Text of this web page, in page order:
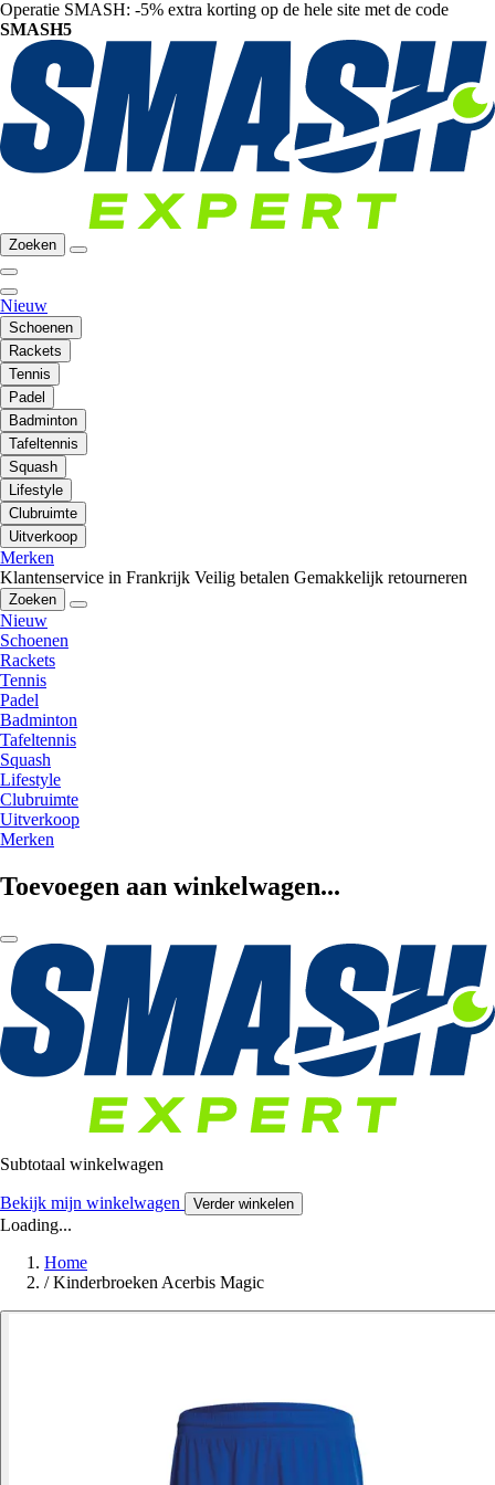
Operatie SMASH: -5% extra korting op de hele site met de code
SMASH5
Zoeken
Nieuw
Schoenen
Rackets
Tennis
Padel
Badminton
Tafeltennis
Squash
Lifestyle
Clubruimte
Uitverkoop
Merken
Klantenservice in Frankrijk Veilig betalen Gemakkelijk retourneren
Zoeken
Nieuw
Schoenen
Rackets
Tennis
Padel
Badminton
Tafeltennis
Squash
Lifestyle
Clubruimte
Uitverkoop
Merken
Toevoegen aan winkelwagen...
Subtotaal winkelwagen
Bekijk mijn winkelwagen Verder winkelen
Loading...
Home
/ Kinderbroeken Acerbis Magic